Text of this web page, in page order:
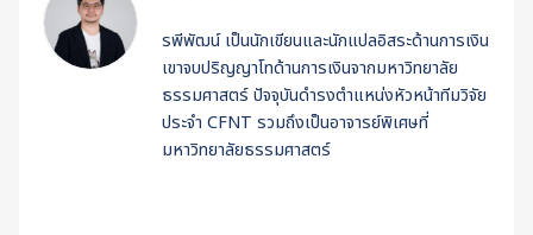
รพีพัฒน์ เป็นนักเขียนและนักแปลอิสระด้านการเงิน
เขาจบปริญญาโทด้านการเงินจากมหาวิทยาลัย
ธรรมศาสตร์ ปัจจุบันดำรงตำแหน่งหัวหน้าทีมวิจัย
ประจำ CFNT รวมถึงเป็นอาจารย์พิเศษที่
มหาวิทยาลัยธรรมศาสตร์